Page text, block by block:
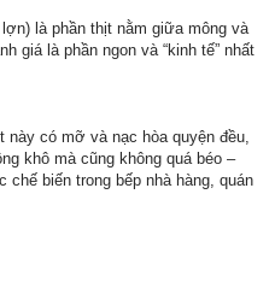
là phần thịt nằm giữa mông và
giá là phần ngon và “kinh tế” nhất
có mỡ và nạc hòa quyện đều,
khô mà cũng không quá béo –
biến trong bếp nhà hàng, quán